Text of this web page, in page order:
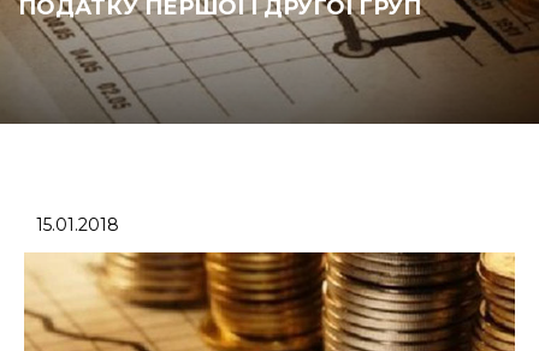
ПОДАТКУ ПЕРШОЇ І ДРУГОЇ ГРУП
15.01.2018